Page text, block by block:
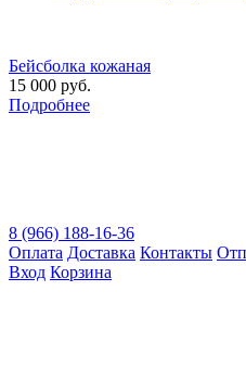
Бейсболка кожаная
15 000 руб.
Подробнее
8 (966) 188-16-36
Оплата Доставка Контакты
Вход Корзина